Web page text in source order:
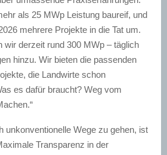
als 25 MWp Leistung baureif, und
mehrere Projekte in die Tat um.
wir derzeit rund 300 MWp – täglich
hinzu. Wir bieten die passenden
die Landwirte schon
es dafür braucht? Weg vom
unkonventionelle Wege zu gehen, ist
Transparenz in der